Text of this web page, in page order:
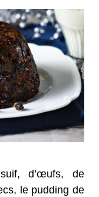
d’œufs, de
le pudding de